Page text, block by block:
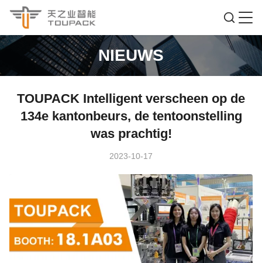
NIEUWS
TOUPACK Intelligent verscheen op de
134e kantonbeurs, de tentoonstelling
was prachtig!
2023-10-17